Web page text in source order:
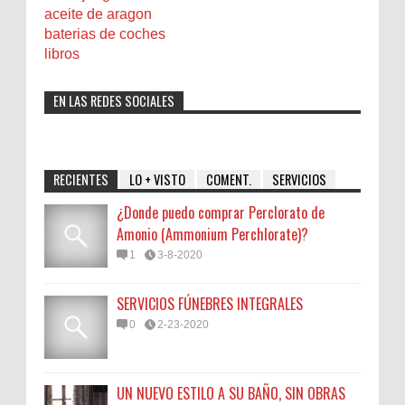
aceite de aragon
baterias de coches
libros
EN LAS REDES SOCIALES
RECIENTES LO + VISTO COMENT. SERVICIOS
¿Donde puedo comprar Perclorato de
Amonio (Ammonium Perchlorate)?
1 3-8-2020
SERVICIOS FÚNEBRES INTEGRALES
0 2-23-2020
UN NUEVO ESTILO A SU BAÑO, SIN OBRAS